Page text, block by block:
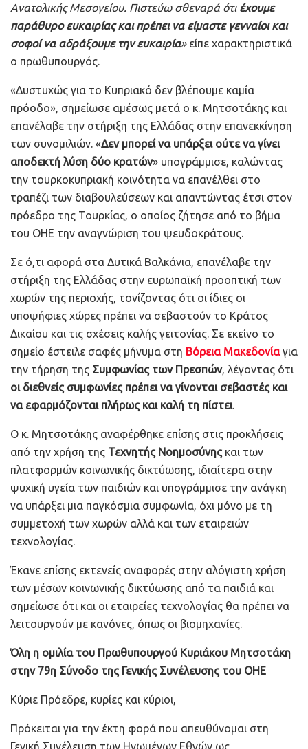
Ανατολικής Μεσογείου. Πιστεύω σθεναρά ότι έχουμε
παράθυρο ευκαιρίας και πρέπει να είμαστε γενναίοι και
σοφοί να αδράξουμε την ευκαιρία»είπε χαρακτηριστικά
ο πρωθυπουργός.
«Δυστυχώς για το Κυπριακό δεν βλέπουμε καμία
πρόοδο», σημείωσε αμέσως μετά ο κ. Μητσοτάκης και
επανέλαβε την στήριξη της Ελλάδας στην επανεκκίνηση
των συνομιλιών. «Δεν μπορεί να υπάρξει ούτε να γίνει
αποδεκτή λύση δύο κρατών» υπογράμμισε, καλώντας
την τουρκοκυπριακή κοινότητα να επανέλθει στο
τραπέζι των διαβουλεύσεων και απαντώντας έτσι στον
πρόεδρο της Τουρκίας, ο οποίος ζήτησε από το βήμα
του ΟΗΕ την αναγνώριση του ψευδοκράτους.
Σε ό,τι αφορά στα Δυτικά Βαλκάνια, επανέλαβε την
στήριξη της Ελλάδας στην ευρωπαϊκή προοπτική των
χωρών της περιοχής, τονίζοντας ότι οι ίδιες οι
υποψήφιες χώρες πρέπει να σεβαστούν το Κράτος
Δικαίου και τις σχέσεις καλής γειτονίας. Σε εκείνο το
σημείο έστειλε σαφές μήνυμα στη Βόρεια Μακεδονίαγια
την τήρηση της Συμφωνίας των Πρεσπών, λέγοντας ότι
οι διεθνείς συμφωνίες πρέπει να γίνονται σεβαστές και
να εφαρμόζονται πλήρως και καλή τη πίστει.
Ο κ. Μητσοτάκης αναφέρθηκε επίσης στις προκλήσεις
από την χρήση της Τεχνητής Νοημοσύνης και των
πλατφορμών κοινωνικής δικτύωσης, ιδιαίτερα στην
ψυχική υγεία των παιδιών και υπογράμμισε την ανάγκη
να υπάρξει μια παγκόσμια συμφωνία, όχι μόνο με τη
συμμετοχή των χωρών αλλά και των εταιρειών
τεχνολογίας.
Έκανε επίσης εκτενείς αναφορές στην αλόγιστη χρήση
των μέσων κοινωνικής δικτύωσης από τα παιδιά και
σημείωσε ότι και οι εταιρείες τεχνολογίας θα πρέπει να
λειτουργούν με κανόνες, όπως οι βιομηχανίες.
Όλη η ομιλία του Πρωθυπουργού Κυριάκου Μητσοτάκη
στην 79η Σύνοδο της Γενικής Συνέλευσης του ΟΗΕ
Κύριε Πρόεδρε, κυρίες και κύριοι,
Πρόκειται για την έκτη φορά που απευθύνομαι στη
Γενική Συνέλευση των Ηνωμένων Εθνών ως